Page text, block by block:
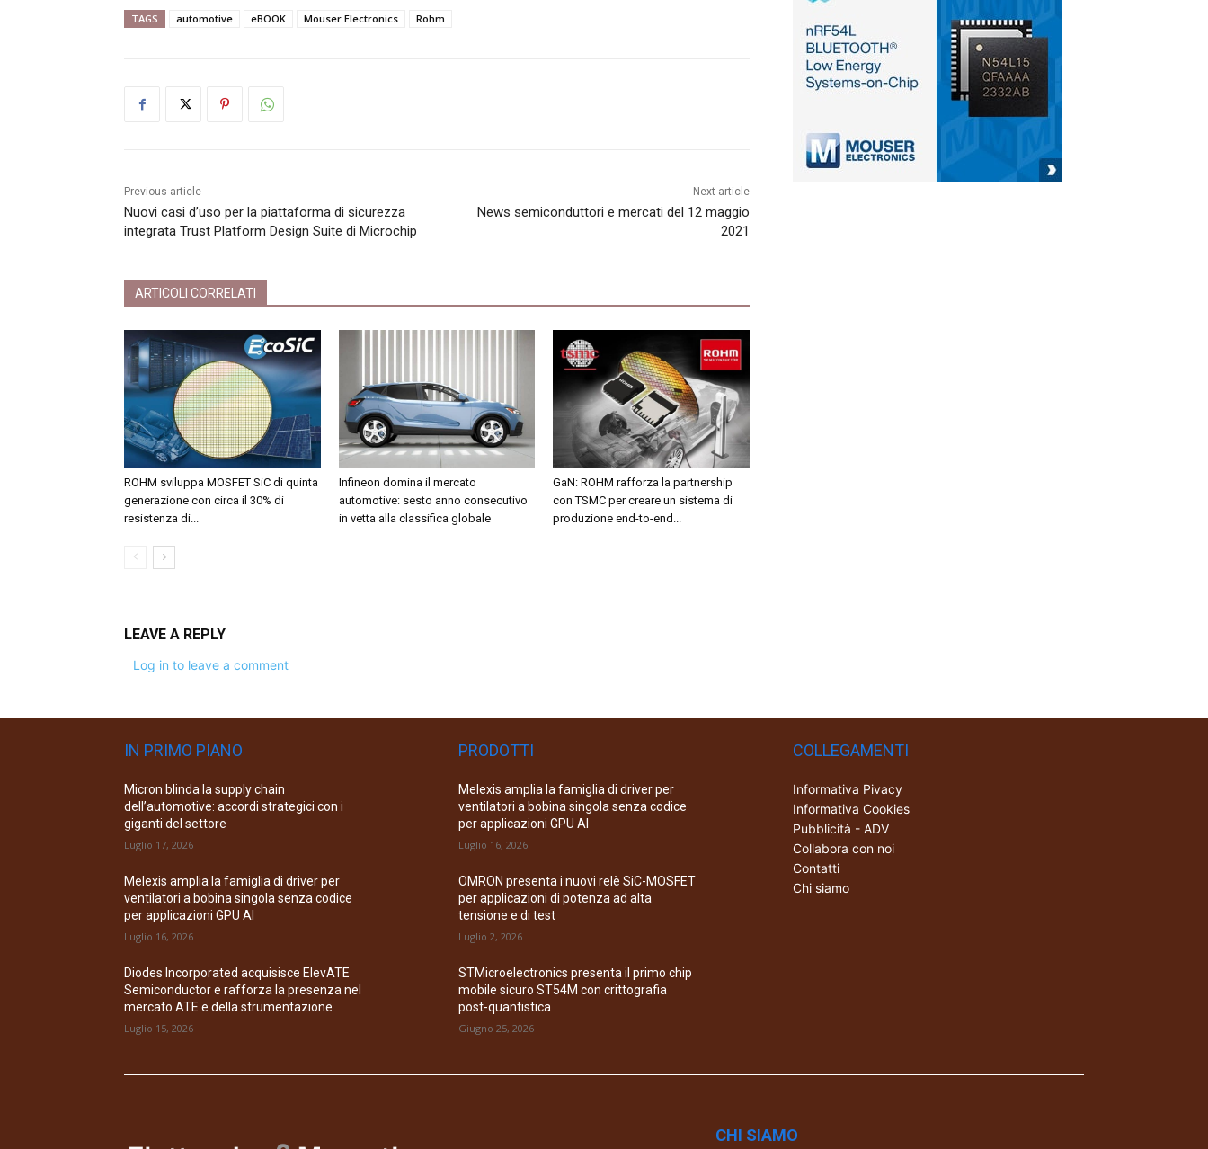
TAGS automotive eBOOK Mouser Electronics Rohm
Previous article
Nuovi casi d’uso per la piattaforma di sicurezza
integrata Trust Platform Design Suite di Microchip
Next article
News semiconduttori e mercati del 12 maggio
2021
ARTICOLI CORRELATI
ROHM sviluppa MOSFET SiC di quinta
generazione con circa il 30% di
resistenza di...
Infineon domina il mercato
automotive: sesto anno consecutivo
in vetta alla classifica globale
GaN: ROHM rafforza la partnership
con TSMC per creare un sistema di
produzione end-to-end...
LEAVE A REPLY
Log in to leave a comment
IN PRIMO PIANO
Micron blinda la supply chain
dell’automotive: accordi strategici con i
giganti del settore
Luglio 17, 2026
Melexis amplia la famiglia di driver per
ventilatori a bobina singola senza codice
per applicazioni GPU AI
Luglio 16, 2026
Diodes Incorporated acquisisce ElevATE
Semiconductor e rafforza la presenza nel
mercato ATE e della strumentazione
Luglio 15, 2026
PRODOTTI
Melexis amplia la famiglia di driver per
ventilatori a bobina singola senza codice
per applicazioni GPU AI
Luglio 16, 2026
OMRON presenta i nuovi relè SiC-MOSFET
per applicazioni di potenza ad alta
tensione e di test
Luglio 2, 2026
STMicroelectronics presenta il primo chip
mobile sicuro ST54M con crittografia
post-quantistica
Giugno 25, 2026
COLLEGAMENTI
Informativa Pivacy
Informativa Cookies
Pubblicità - ADV
Collabora con noi
Contatti
Chi siamo
CHI SIAMO